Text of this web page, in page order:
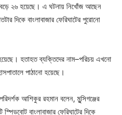
২৬ হয়েছে। এ ঘটনায় নিখোঁজ আছেন
দিকে বাংলাবাজার ফেরিঘাটের পুরোনো
হতাহত ব্যক্তিদের নাম–পরিচয় এখনো
পাঠানো হয়েছে।
আশিকুর রহমান বলেন, মুন্সিগঞ্জের
বাংলাবাজার ফেরিঘাটের দিকে